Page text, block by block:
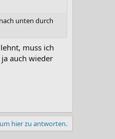
unten durch
muss ich
auch wieder
hier zu antworten.